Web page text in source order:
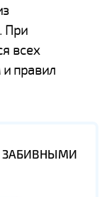
При
всех
правил
ЗАБИВНЫМИ